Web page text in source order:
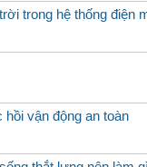
trong hệ thống điện
hồi vận động an toàn